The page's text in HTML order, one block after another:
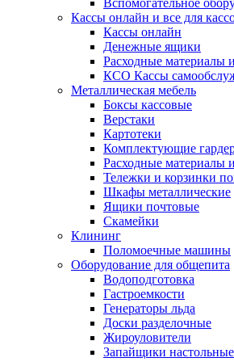
Вспомогательное
Кассы онлайн и все для
Кассы онлайн
Денежные ящики
Расходные материалы
КСО Кассы
Металлическая мебель
Боксы кассовые
Верстаки
Картотеки
Комплектующие
Расходные материалы
Тележки и корзинки
Шкафы металлические
Ящики почтовые
Скамейки
Клининг
Поломоечные машины
Оборудование для общепита
Водоподготовка
Гастроемкости
Генераторы льда
Доски разделочные
Жироуловители
Запайщики настольные